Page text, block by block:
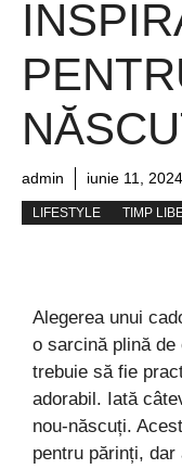
admin iunie 11, 2024
LIFESTYLE TIMP
Alegerea unui
o sarcină plină de
trebuie să fie
adorabil. Iată
nou-născuți.
pentru părinți,